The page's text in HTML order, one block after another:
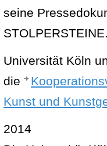
seine
Universität Köln
die
Kunst und
2014